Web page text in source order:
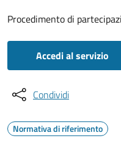
Procedimento di
Accedi al servizio
Condividi
Normativa di riferimento